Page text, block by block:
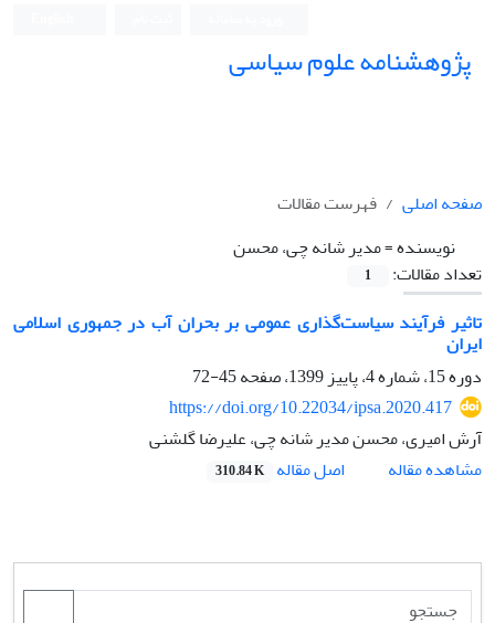
پژوهشنامه علوم سیاسی
صفحه اصلی
فهرست مقالات
نویسنده =مدیر شانه چی، محسن
تعداد مقالات:
1
تاثیر فرآیند سیاست‌گذاری عمومی بر بحران آب در جمهوری اسلامی
ایران
دوره 15، شماره 4، پاییز 1399، صفحه
45-72
https://doi.org/10.22034/ipsa.2020.417
آرش امیری، محسن مدیر شانه چی، علیرضا گلشنی
مشاهده مقاله
اصل مقاله 310.84 K